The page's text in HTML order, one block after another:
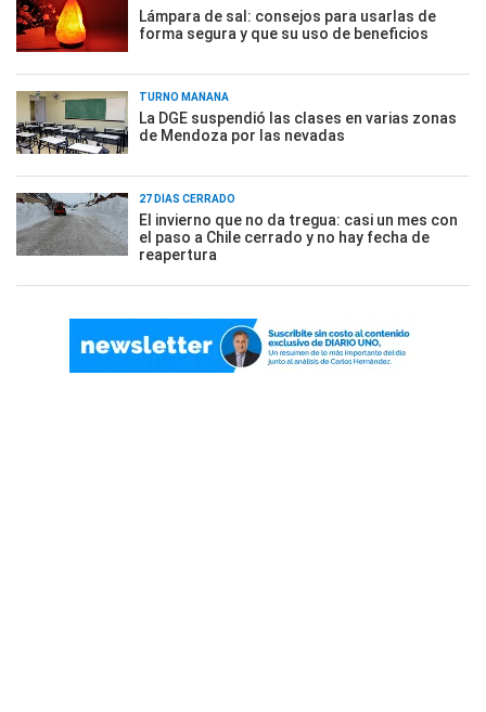
Lámpara de sal: consejos para usarlas de
forma segura y que su uso de beneficios
TURNO MAÑANA
La DGE suspendió las clases en varias zonas
de Mendoza por las nevadas
27 DÍAS CERRADO
El invierno que no da tregua: casi un mes con
el paso a Chile cerrado y no hay fecha de
reapertura